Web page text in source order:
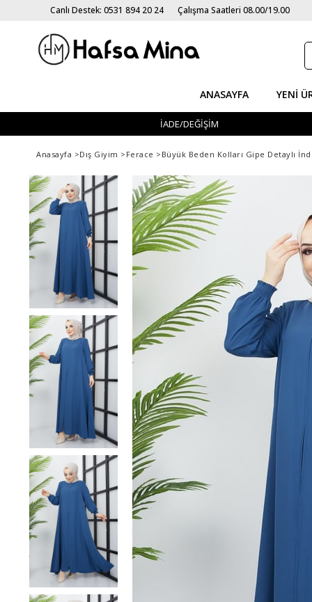
Canlı Destek: 0531 894 20 24 Çalışma Saatleri 08.00/19.00
ANASAYFA YENI
İADE/DEĞİŞİM
Anasayfa >Dış Giyim > Ferace > Büyük Beden Kolları Gipe Detaylı